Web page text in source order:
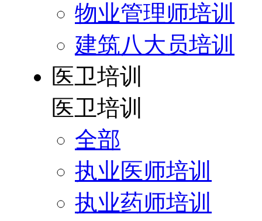
物业管理师培训
建筑八大员培训
医卫培训
医卫培训
全部
执业医师培训
执业药师培训